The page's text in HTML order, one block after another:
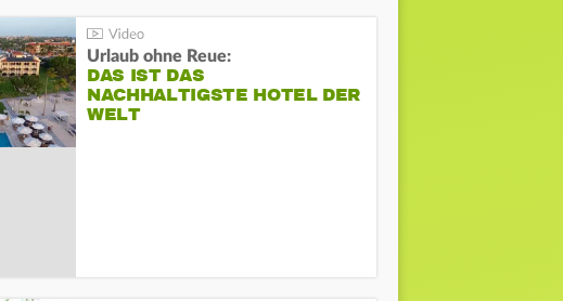
Urlaub ohne Reue:
DAS IST DAS
NACHHALTIGSTE HOTEL DER
WELT